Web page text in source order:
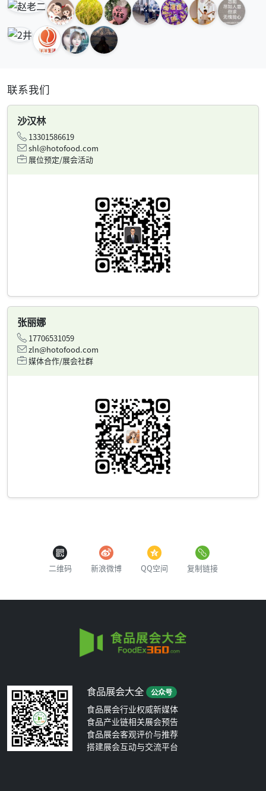
联系我们
沙汉林
13301586619
shl@hotofood.com
展位预定/展会活动
张丽娜
17706531059
zln@hotofood.com
媒体合作/展会社群
二维码 新浪微博 QQ空间 复制链接
食品展会大全 公众号
食品展会行业权威新媒体
食品产业链相关展会预告
食品展会客观评价与推荐
搭建展会互动与交流平台